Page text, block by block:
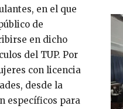
en el que
de
en dicho
del TUP. Por
con licencia
desde la
específicos para